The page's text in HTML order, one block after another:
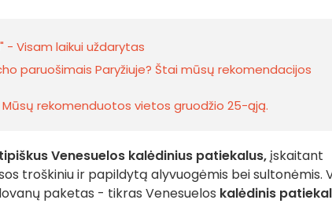
Visam laikui uždarytas
paruošimais Paryžiuje? Štai mūsų rekomendacijos
Mūsų rekomenduotos vietos gruodžio 25-ąją.
tipiškus Venesuelos kalėdinius patiekalus,įskaitant
troškiniu ir papildytą alyvuogėmis bei sultonėmis.
paketas - tikras Venesuelos kalėdinis